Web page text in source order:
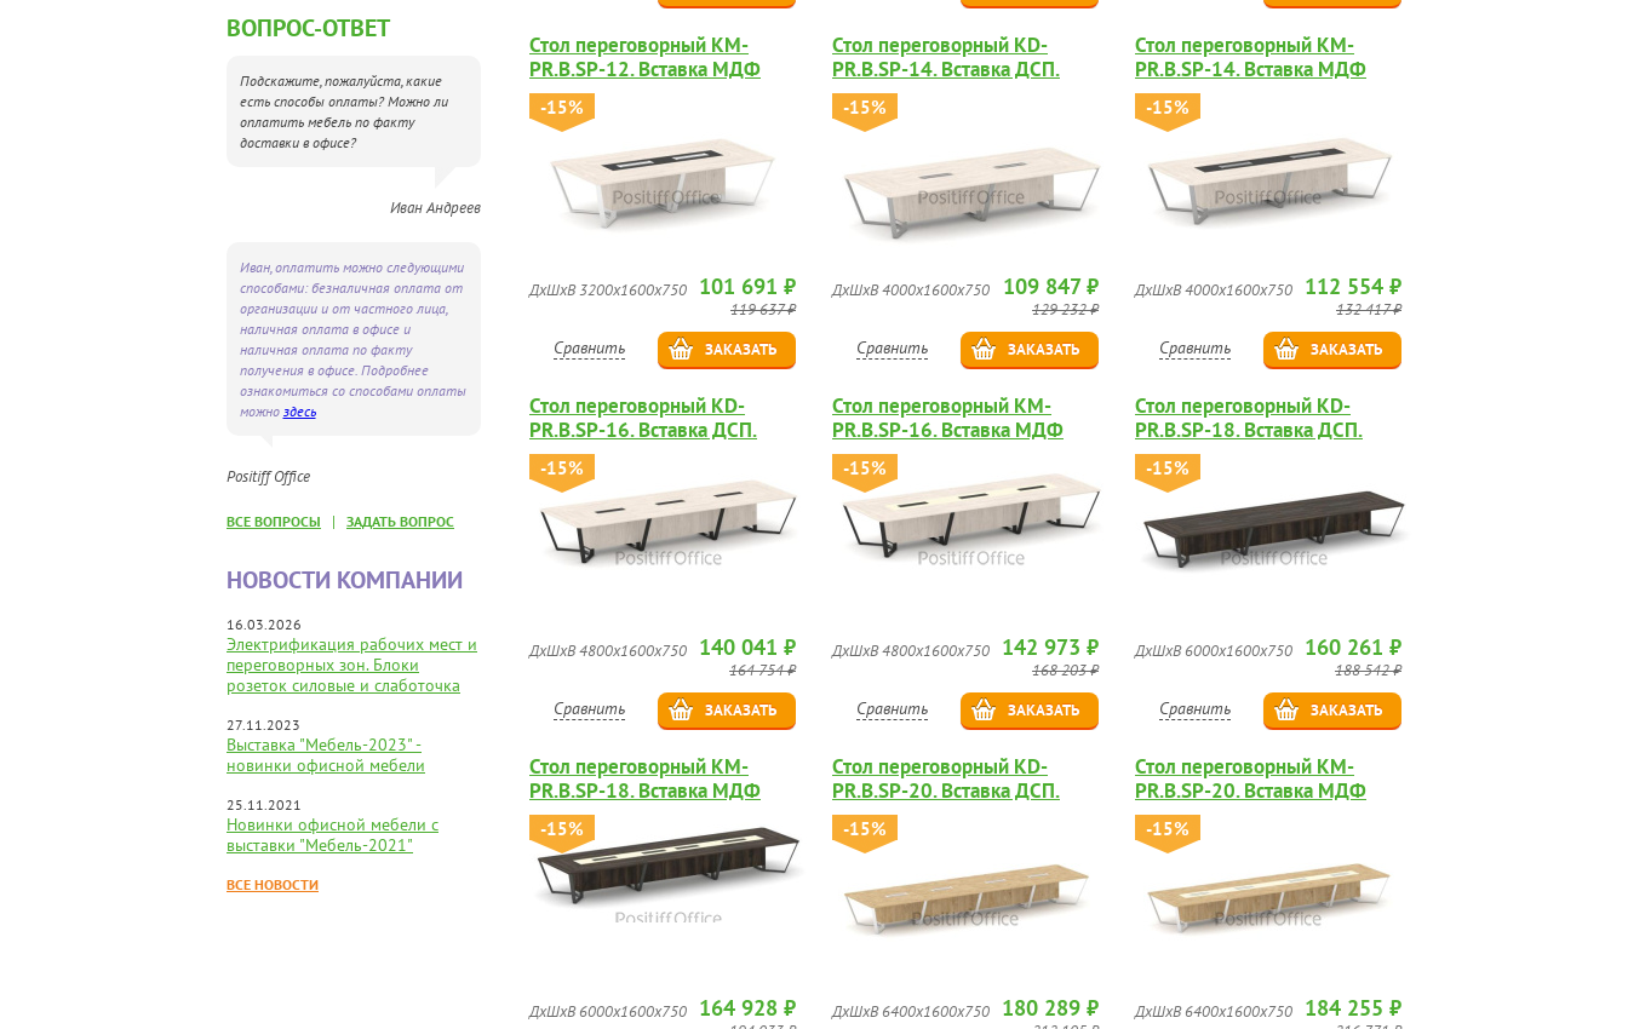
ВОПРОС-ОТВЕТ
Подскажите, пожалуйста, какие
есть способы оплаты? Можно ли
оплатить мебель по факту
доставки в офисе?
Иван Андреев
Иван, оплатить можно следующими
способами: безналичная оплата от
организации и от частного лица,
наличная оплата в офисе и
наличная оплата по факту
получения в офисе. Подробнее
ознакомиться со способами оплаты
можно здесь
Positiff Office
ВСЕ ВОПРОСЫ | ЗАДАТЬ ВОПРОС
НОВОСТИ КОМПАНИИ
16.03.2026
Электрификация рабочих мест и
переговорных зон. Блоки
розеток силовые и слаботочка
27.11.2023
Выставка "Мебель-2023" -
новинки офисной мебели
25.11.2021
Новинки офисной мебели с
выставки "Мебель-2021"
ВСЕ НОВОСТИ
Стол переговорный KM-
PR.B.SP-12. Вставка МДФ
глянец.
-15%
ДхШхВ 3200х1600х750 101 691 ₽
119 637 ₽
Сравнить ЗАКАЗАТЬ
Стол переговорный KD-
PR.B.SP-14. Вставка ДСП.
-15%
ДхШхВ 4000х1600х750 109 847 ₽
129 232 ₽
Сравнить ЗАКАЗАТЬ
Стол переговорный KM-
PR.B.SP-14. Вставка МДФ
глянец.
-15%
ДхШхВ 4000х1600х750 112 554 ₽
132 417 ₽
Сравнить ЗАКАЗАТЬ
Стол переговорный KD-
PR.B.SP-16. Вставка ДСП.
-15%
ДхШхВ 4800х1600х750 140 041 ₽
164 754 ₽
Сравнить ЗАКАЗАТЬ
Стол переговорный KM-
PR.B.SP-16. Вставка МДФ
глянец.
-15%
ДхШхВ 4800х1600х750 142 973 ₽
168 203 ₽
Сравнить ЗАКАЗАТЬ
Стол переговорный KD-
PR.B.SP-18. Вставка ДСП.
-15%
ДхШхВ 6000х1600х750 160 261 ₽
188 542 ₽
Сравнить ЗАКАЗАТЬ
Стол переговорный KM-
PR.B.SP-18. Вставка МДФ
глянец.
-15%
ДхШхВ 6000х1600х750 164 928 ₽
Стол переговорный KD-
PR.B.SP-20. Вставка ДСП.
-15%
ДхШхВ 6400х1600х750 180 289 ₽
Стол переговорный KM-
PR.B.SP-20. Вставка МДФ
глянец.
-15%
ДхШхВ 6400х1600х750 184 255 ₽